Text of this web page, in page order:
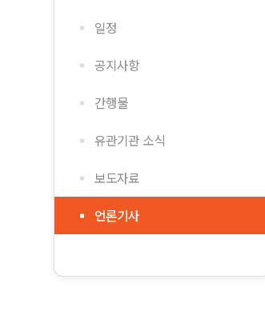
일정
공지사항
간행물
유관기관 소식
보도자료
언론기사